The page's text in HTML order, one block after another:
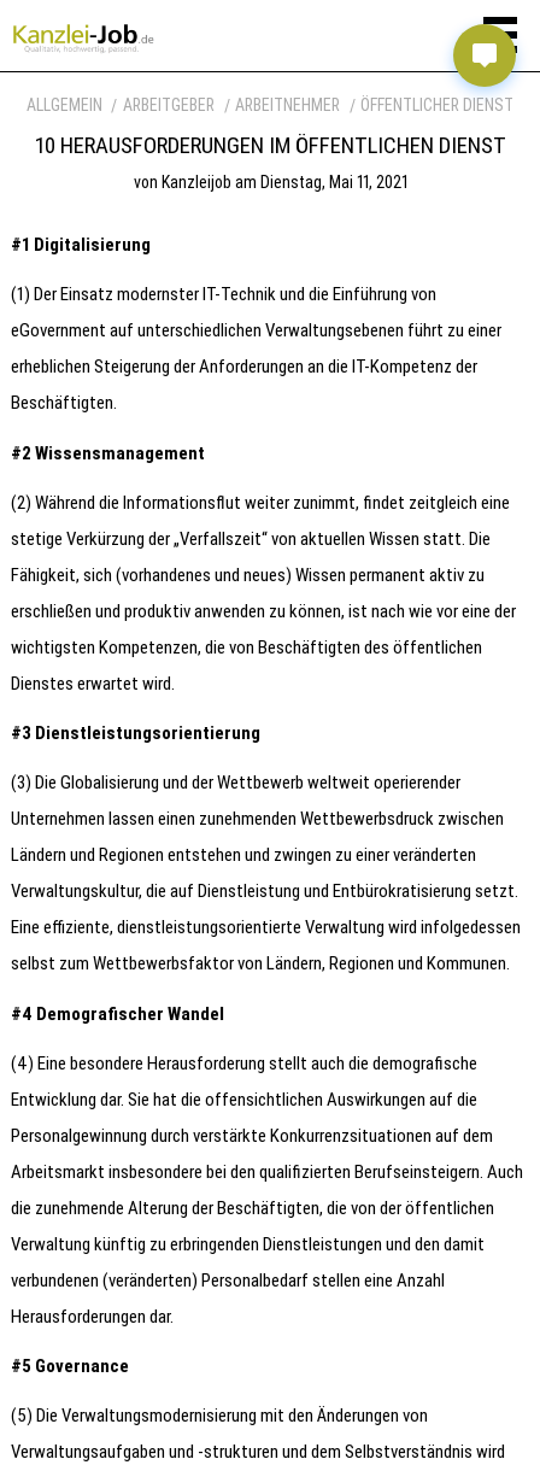
ALLGEMEIN ARBEITGEBER ARBEITNEHMER ÖFFENTLICHER DIENST
10 HERAUSFORDERUNGEN IM ÖFFENTLICHEN DIENST
von Kanzleijob am Dienstag, Mai 11, 2021
#1 Digitalisierung
(1) Der Einsatz modernster IT-Technik und die Einführung von
eGovernment auf unterschiedlichen Verwaltungsebenen führt zu einer
erheblichen Steigerung der Anforderungen an die IT-Kompetenz der
Beschäftigten.
#2 Wissensmanagement
(2) Während die Informationsflut weiter zunimmt, findet zeitgleich eine
stetige Verkürzung der „Verfallszeit“ von aktuellen Wissen statt. Die
Fähigkeit, sich (vorhandenes und neues) Wissen permanent aktiv zu
erschließen und produktiv anwenden zu können, ist nach wie vor eine der
wichtigsten Kompetenzen, die von Beschäftigten des öffentlichen
Dienstes erwartet wird.
#3 Dienstleistungsorientierung
(3) Die Globalisierung und der Wettbewerb weltweit operierender
Unternehmen lassen einen zunehmenden Wettbewerbsdruck zwischen
Ländern und Regionen entstehen und zwingen zu einer veränderten
Verwaltungskultur, die auf Dienstleistung und Entbürokratisierung setzt.
Eine effiziente, dienstleistungsorientierte Verwaltung wird infolgedessen
selbst zum Wettbewerbsfaktor von Ländern, Regionen und Kommunen.
#4 Demografischer Wandel
(4) Eine besondere Herausforderung stellt auch die demografische
Entwicklung dar. Sie hat die offensichtlichen Auswirkungen auf die
Personalgewinnung durch verstärkte Konkurrenzsituationen auf dem
Arbeitsmarkt insbesondere bei den qualifizierten Berufseinsteigern. Auch
die zunehmende Alterung der Beschäftigten, die von der öffentlichen
Verwaltung künftig zu erbringenden Dienstleistungen und den damit
verbundenen (veränderten) Personalbedarf stellen eine Anzahl
Herausforderungen dar.
#5 Governance
(5) Die Verwaltungsmodernisierung mit den Änderungen von
Verwaltungsaufgaben und -strukturen und dem Selbstverständnis wird